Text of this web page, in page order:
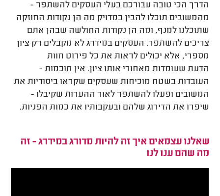
הדרך הכי טובה עבורכם בעלי העסקים להשתפר -
מהמשובים תוכלו להבין במדויק מה הן נקודות החוזקה
שתוכלנו למנף, ומה הן נקודות החולשה שבהן אתם
צריכים להשתפר. העסקים במידרג לא מקבלים רק ציון
מספרי, אלא יכולים לראות את כל פירוט חוות
הדעת שעומדות מאחורי אותו ציון. אין חוכמות -
העובדות בשטח מוכיחות שעסקים שקראו ביסודיות את
המשובים ופעלו להשתפר לאור ההערות שקיבלו -
שיפרו את הדירוג שלהם ובעקבותיו את כמות הפניות.
שאלנו עצמאים איך זה להיות מדורג במידרג - זה
מה שהם ענו לנו